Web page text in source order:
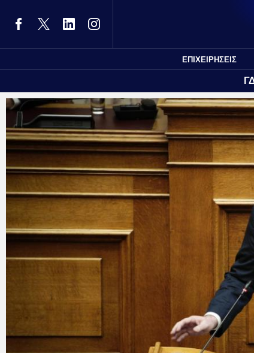
ΕΠΙΧΕΙΡΗΣΕΙΣ